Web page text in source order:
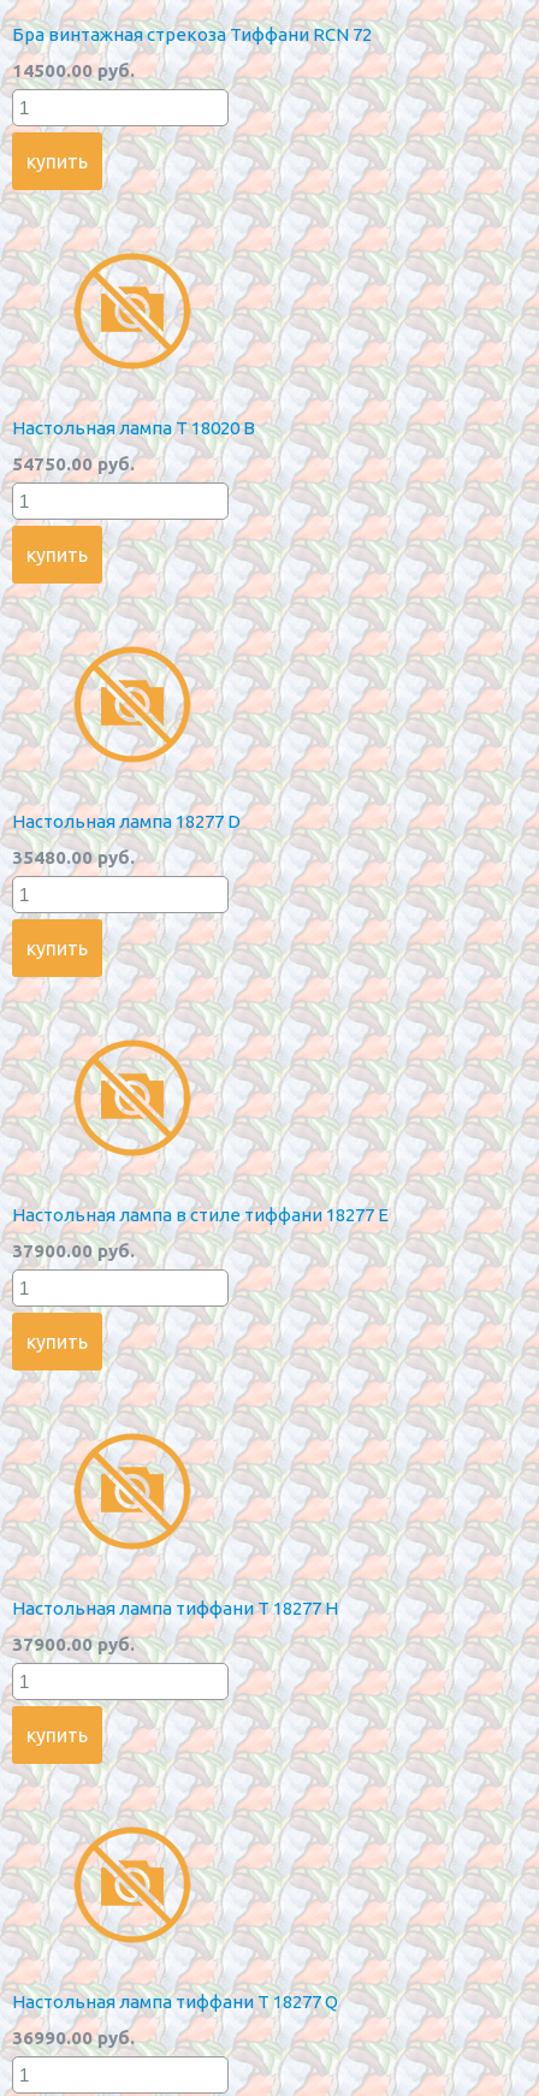
Бра винтажная стрекоза Тиффани RCN 72
14500.00 руб.
Настольная лампа T 18020 B
54750.00 руб.
Настольная лампа 18277 D
35480.00 руб.
Настольная лампа в стиле тиффани 18277 E
37900.00 руб.
Настольная лампа тиффани T 18277 H
37900.00 руб.
Настольная лампа тиффани T 18277 Q
36990.00 руб.